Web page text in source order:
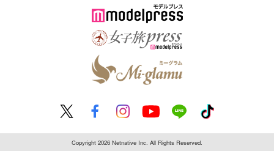
Copyright 2026 Netnative Inc. All Rights Reserved.